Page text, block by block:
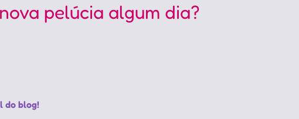
pelúcia algum dia?
do blog!